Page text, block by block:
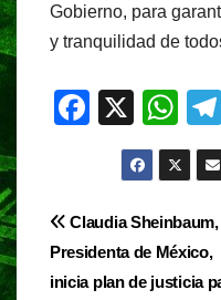
Gobierno, para
y tranquilidad de
F
e
b
o
X
W
h
at
s
A
p
de
Claudia Sheinbaum,
Presidenta de México,
inicia plan de justicia